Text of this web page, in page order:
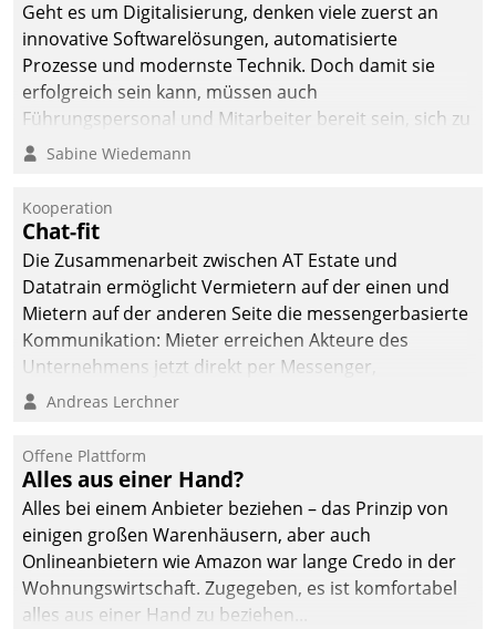
Geht es um Digitalisierung, denken viele zuerst an
innovative Softwarelösungen, automatisierte
Prozesse und modernste Technik. Doch damit sie
erfolgreich sein kann, müssen auch
Führungspersonal und Mitarbeiter bereit sein, sich zu
verändern und anzupassen, sonst werden sie an ihr
Sabine Wiedemann
Kooperation
Chat-fit
Die Zusammenarbeit zwischen AT Estate und
Datatrain ermöglicht Vermietern auf der einen und
Mietern auf der anderen Seite die messengerbasierte
Kommunikation: Mieter erreichen Akteure des
Unternehmens jetzt direkt per Messenger,
Mitarbeiter oder Dienstleister empfangen oder
Andreas Lerchner
Offene Plattform
Alles aus einer Hand?
Alles bei einem Anbieter beziehen – das Prinzip von
einigen großen Warenhäusern, aber auch
Onlineanbietern wie Amazon war lange Credo in der
Wohnungswirtschaft. Zugegeben, es ist komfortabel
alles aus einer Hand zu beziehen...